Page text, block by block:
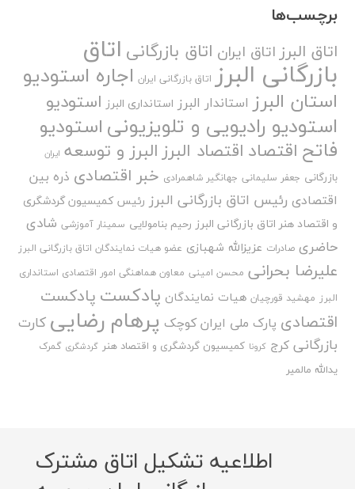
برچسب‌ها
اتاق البرزاتاق ایران اتاق بازرگانی اتاق
بازرگانی البرز اتاق بازرگانی ایران اجاره استودیو
استان البرز استاندار البرز استانداری البرز استودیو
استودیو رادیویی و تلویزیونیاستودیو
فاتح اقتصاد اقتصاد البرزالبرز و توسعه ایران
بازرگانی جعفر سلیمانی جهانگیر شاهمرادی خبر اقتصادی ذره بین
اقتصادی رئیس اتاق بازرگانی البرز رئیس کمیسیون گردشگری
و اقتصاد هنر اتاق بازرگانی البرز رحیم بنامولایی سمینار آموزشی شادی
حاضری صادرات عزیزالله شهبازی عضو هیات نمایندگان اتاق بازرگانی البرز
علیرضا بحرانی محسن امینی معاون هماهنگی امور اقتصادی استانداری
البرز مهشید قورچیان هیات نمایندگان پادکست پادکست
اقتصادی پارک ملی ایران کوچک پرهام رضایی کارت
بازرگانی کرج کرونا کمیسیون گردشگری و اقتصاد هنر گردشگری گمرک
یدالله مالمیر
اطلاعیه تشکیل اتاق مشترک